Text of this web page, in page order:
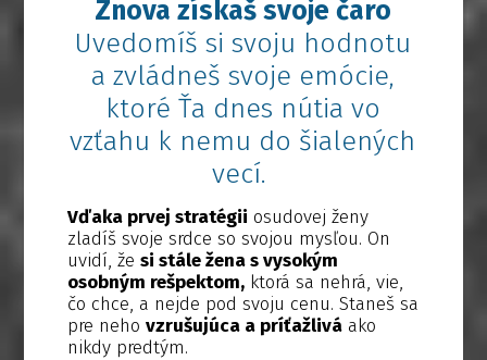
Znova získaš svoje čaro
Uvedomíš si svoju hodnotu
a zvládneš svoje emócie,
ktoré Ťa dnes nútia vo
vzťahu k nemu do šialených
vecí.
Vďaka prvej stratégii osudovej ženy
zladíš svoje srdce so svojou mysľou. On
uvidí, že si stále žena s vysokým
osobným rešpektom,ktorá sa nehrá, vie,
čo chce, a nejde pod svoju cenu. Staneš sa
pre neho vzrušujúca a príťažliváako
nikdy predtým.